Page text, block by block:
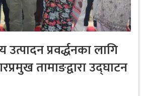
प्रवर्द्धनका लागि
तामाङद्वारा उद्घाटन